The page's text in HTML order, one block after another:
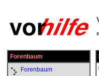
Forenbaum
Forenbaum